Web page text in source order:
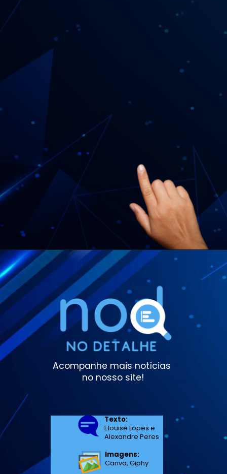
Como mudar a
atividade como
CONFERIR
Acompanhe mais notícias
no nosso site!
Texto:
Elouise Lopes e
Alexandre Peres
Imagens:
Canva, Giphy